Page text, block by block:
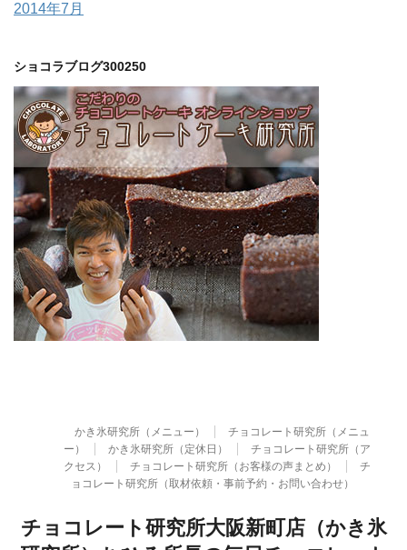
2014年7月
ショコラブログ300250
かき氷研究所（メニュー）
チョコレート研究所（メニュ
ー）
かき氷研究所（定休日）
チョコレート研究所（ア
クセス）
チョコレート研究所（お客様の声まとめ）
チ
ョコレート研究所（取材依頼・事前予約・お問い合わせ）
チョコレート研究所大阪新町店（かき氷